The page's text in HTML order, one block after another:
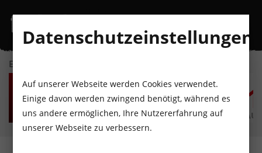
EVENTKALENDER
SA
8
AUGUST
SO
9
AUGUST
MO
10
AUGUST
DI
11
AUGUST
MI
12
AUGUST
Datenschutzeinstellungen
Auf unserer Webseite werden Cookies verwendet.
Einige davon werden zwingend benötigt, während es
uns andere ermöglichen, Ihre Nutzererfahrung auf
unserer Webseite zu verbessern.